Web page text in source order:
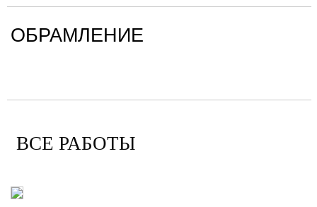
ОБРАМЛЕНИЕ
ВСЕ РАБОТЫ